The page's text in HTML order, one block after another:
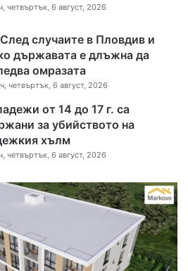
четвъртък, 6 август, 2026
случаите в Пловдив и
държавата е длъжна да
омразата
четвъртък, 6 август, 2026
от 14 до 17 г. са
за убийството на
хълм
четвъртък, 6 август, 2026